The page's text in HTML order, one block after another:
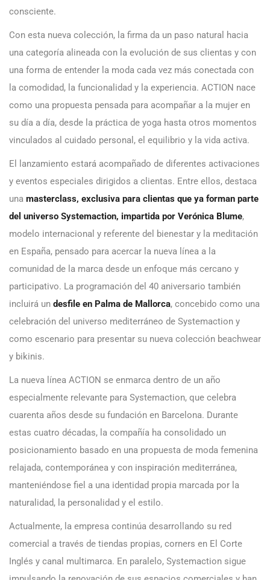
consciente.
Con esta nueva colección, la firma da un paso natural hacia
una categoría alineada con la evolución de sus clientas y con
una forma de entender la moda cada vez más conectada con
la comodidad, la funcionalidad y la experiencia. ACTION nace
como una propuesta pensada para acompañar a la mujer en
su día a día, desde la práctica de yoga hasta otros momentos
vinculados al cuidado personal, el equilibrio y la vida activa.
El lanzamiento estará acompañado de diferentes activaciones
y eventos especiales dirigidos a clientas. Entre ellos, destaca
una masterclass, exclusiva para clientas que ya forman parte
del universo Systemaction, impartida por Verónica Blume,
modelo internacional y referente del bienestar y la meditación
en España, pensado para acercar la nueva línea a la
comunidad de la marca desde un enfoque más cercano y
participativo. La programación del 40 aniversario también
incluirá un desfile en Palma de Mallorca, concebido como una
celebración del universo mediterráneo de Systemaction y
como escenario para presentar su nueva colección beachwear
y bikinis.
La nueva línea ACTION se enmarca dentro de un año
especialmente relevante para Systemaction, que celebra
cuarenta años desde su fundación en Barcelona. Durante
estas cuatro décadas, la compañía ha consolidado un
posicionamiento basado en una propuesta de moda femenina
relajada, contemporánea y con inspiración mediterránea,
manteniéndose fiel a una identidad propia marcada por la
naturalidad, la personalidad y el estilo.
Actualmente, la empresa continúa desarrollando su red
comercial a través de tiendas propias, corners en El Corte
Inglés y canal multimarca. En paralelo, Systemaction sigue